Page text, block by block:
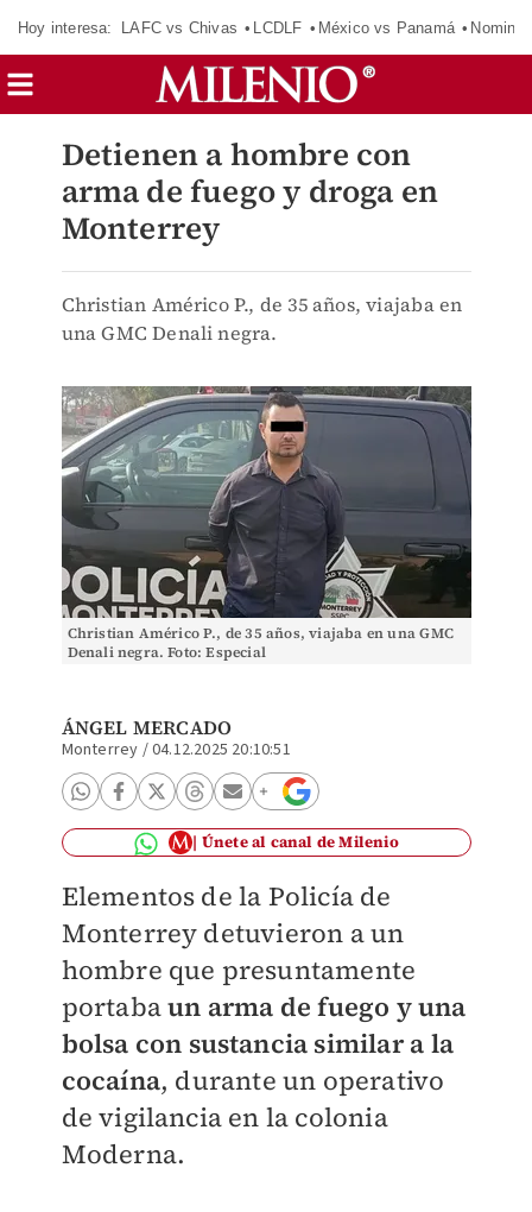
Hoy interesa: LAFC vs Chivas LCDLF México vs Panamá
Detienen a hombre con
arma de fuego y droga en
Monterrey
Christian Américo P., de 35 años, viajaba en
una GMC Denali negra.
Christian Américo P., de 35 años, viajaba en una GMC
Denali negra. Foto: Especial
ÁNGEL MERCADO
Monterrey /04.12.2025 20:10:51
Únete al canal de Milenio
Elementos de la Policía de
Monterrey detuvieron a un
hombre que presuntamente
portabaun arma de fuego y una
bolsa con sustancia similar a la
cocaína, durante un operativo
de vigilancia en la colonia
Moderna.